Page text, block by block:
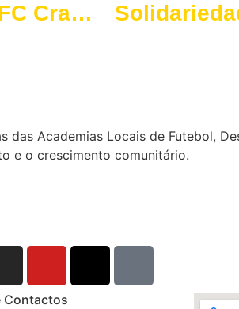
Crato
das Academias Locais de Futebol,
e o crescimento comunitário.
Contactos